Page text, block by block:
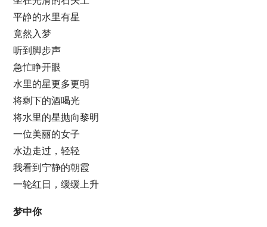
平静的水里有星
竟然入梦
听到脚步声
急忙睁开眼
水里的星更多更明
将剩下的酒喝光
将水里的星抛向黎明
一位美丽的女子
水边走过，轻轻
我看到宁静的朝霞
一轮红日，缓缓上升
梦中你